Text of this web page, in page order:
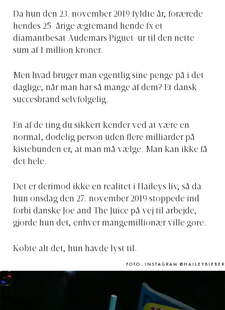
Da hun den 23. november 2019 fyldte år, forærede
hendes 25-årige ægtemand hende fx et
diamantbesat Audemars Piguet-ur til den nette
sum af 1 million kroner.
Men hvad bruger man egentlig sine penge på i det
daglige, når man har så mange af dem? Et dansk
succesbrand selvfølgelig.
En af de ting du sikkert kender ved at være en
normal, dødelig person uden flere milliarder på
kistebunden er, at man må vælge. Man kan ikke få
det hele.
Det er derimod ikke en realitet i Haileys liv, så da
hun onsdag den 27. november 2019 stoppede ind
forbi danske Joe and The Juice på vej til arbejde,
gjorde hun det, enhver mangemillionær ville gøre.
Købte alt det, hun havde lyst til.
FOTO: INSTAGRAM @HAILEYBIEBER